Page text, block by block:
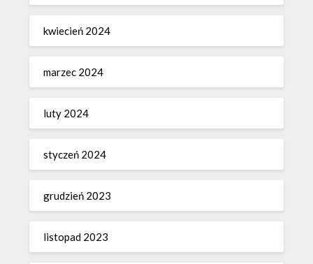
kwiecień 2024
marzec 2024
luty 2024
styczeń 2024
grudzień 2023
listopad 2023